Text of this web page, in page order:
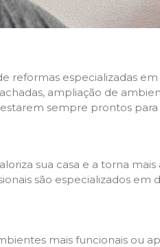
reformas especializadas
ampliação de
sempre prontos
sua casa e a torna
são especializados
mais funcionais ou